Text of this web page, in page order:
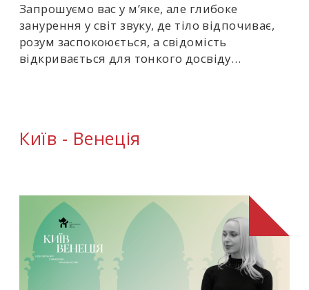
Запрошуємо вас у м’яке, але глибоке
занурення у світ звуку, де тіло відпочиває,
розум заспокоюється, а свідомість
відкривається для тонкого досвіду…
Київ - Венеція